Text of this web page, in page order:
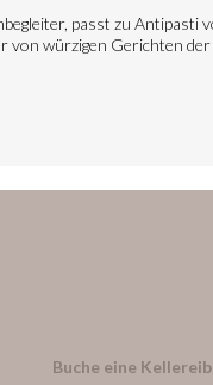
passt zu Antipasti
von würzigen Gerichten
Buche eine